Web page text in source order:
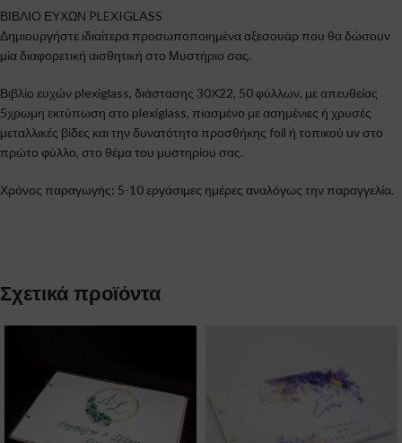
ΒΙΒΛΙΟ ΕΥΧΩΝ PLEXIGLASS
Δημιουργήστε ιδιαίτερα προσωποποιημένα αξεσουάρ που θα δώσουν
μία διαφορετική αισθητική στο Μυστήριο σας.
Βιβλίο ευχών plexiglass, διάστασης 30Χ22, 50 φύλλων, με απευθείας
5χρωμη εκτύπωση στο plexiglass, πιασμένο με ασημένιες ή χρυσές
μεταλλικές βίδες και την δυνατότητα προσθήκης foil ή τοπικού uv στο
πρώτο φύλλο, στο θέμα του μυστηρίου σας.
Χρόνος παραγωγής: 5-10 εργάσιμες ημέρες αναλόγως την παραγγελία.
Σχετικά προϊόντα